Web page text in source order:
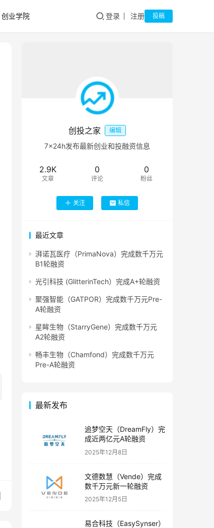
创业学院 登录 注册 投稿
创投之家 编辑
7×24h发布最新创业和投融资信息
2.9K
文章
0
评论
0
粉丝
关注 私信
最近文章
湃诺瓦医疗（PrimaNova）完成数千万元
B1轮融资
光引科技 (GlitterinTech）完成A+轮融资
聚强智能（GATPOR）完成数千万元Pre-
A轮融资
星眸生物（StarryGene）完成数千万元
A2轮融资
畅丰生物（Chamfond）完成数千万元
Pre-A轮融资
最新发布
追梦空天（DreamFly）完
成近两亿元A轮融资
2025年12月8日
文德数慧（Vende）完成
数千万元新一轮融资
2025年12月5日
易合科技（EasySynser）